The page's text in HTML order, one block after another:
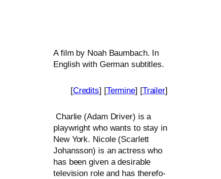
A film by Noah Baumbach. In
English with German subtitles.
[Credits] [Termine] [Trailer]
Charlie (Adam Driver) is a
play­w­right who wants to stay in
New York. Nicole (Scarlett
Johansson) is an actress who
has been given a desi­ra­ble
tele­vi­si­on role and has the­r­e­fo­